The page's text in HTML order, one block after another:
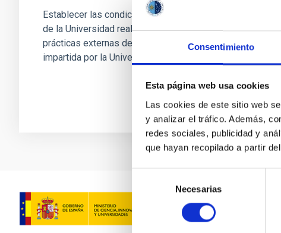
Consentimiento
Esta página web usa cookies
Las cookies de este sitio web
y analizar el tráfico. Además,
redes sociales, publicidad y
que hayan recopilado a partir
consentimiento
Necesarias
Establecer las condiciones en que estudiantes
de la Universidad realizarán un programa de
prácticas externas de cualquier enseñanza
impartida por la Universidad...